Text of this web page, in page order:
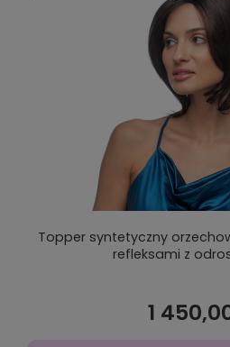
Topper syntetyczny
refleksami z
1